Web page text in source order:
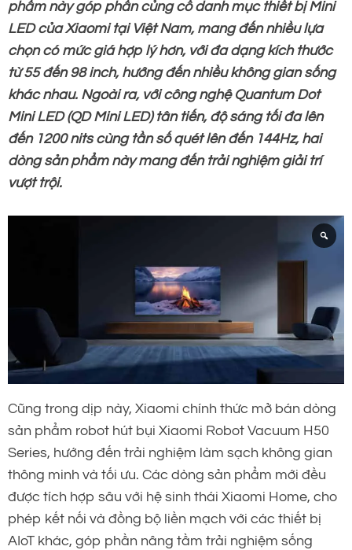
phẩm này góp phần củng cố danh mục thiết bị Mini
LED của Xiaomi tại Việt Nam, mang đến nhiều lựa
chọn có mức giá hợp lý hơn, với đa dạng kích thước
từ 55 đến 98 inch, hướng đến nhiều không gian sống
khác nhau. Ngoài ra, với công nghệ Quantum Dot
Mini LED (QD Mini LED) tân tiến, độ sáng tối đa lên
đến 1200 nits cùng tần số quét lên đến 144Hz, hai
dòng sản phẩm này mang đến trải nghiệm giải trí
vượt trội.
Cũng trong dịp này, Xiaomi chính thức mở bán dòng
sản phẩm robot hút bụi Xiaomi Robot Vacuum H50
Series, hướng đến trải nghiệm làm sạch không gian
thông minh và tối ưu. Các dòng sản phẩm mới đều
được tích hợp sâu với hệ sinh thái Xiaomi Home, cho
phép kết nối và đồng bộ liền mạch với các thiết bị
AIoT khác, góp phần nâng tầm trải nghiệm sống